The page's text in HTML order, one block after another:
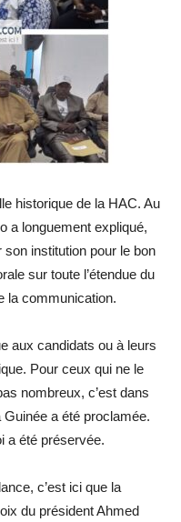
historique de la HAC. Au
a longuement expliqué,
institution pour le bon
sur toute l’étendue du
la communication.
aux candidats ou à leurs
Pour ceux qui ne le
nombreux, c’est dans
Guinée a été proclamée.
a été préservée.
c’est ici que la
du président Ahmed